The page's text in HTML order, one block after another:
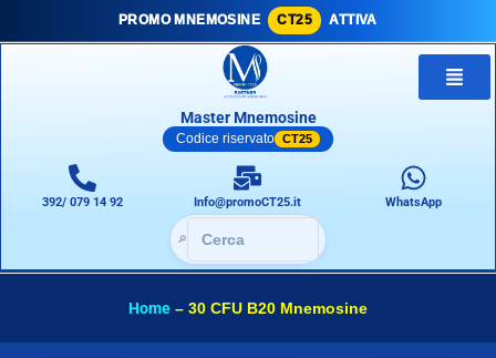
PROMO MNEMOSINE CT25 ATTIVA
Master Mnemosine
Codice riservato CT25
392/ 079 14 92 Info@promoCT25.it WhatsApp
🔎
Home – 30 CFU B20 Mnemosine